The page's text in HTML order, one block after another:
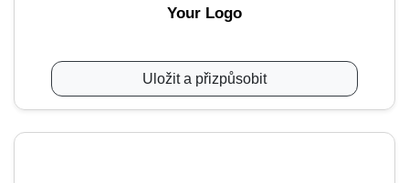
Your Logo
Uložit a přizpůsobit